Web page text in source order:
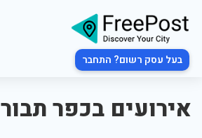
בעל עסק רשום? התחבר
אירועים בכפר תבור